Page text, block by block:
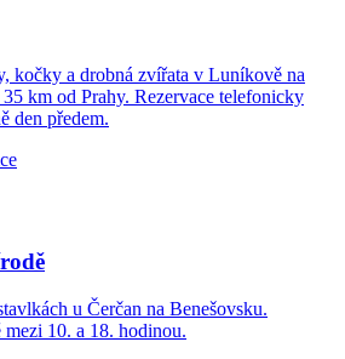
kočky a drobná zvířata v Luníkově na
km od Prahy. Rezervace telefonicky
den předem.
u Čerčan na Benešovsku.
10. a 18. hodinou.